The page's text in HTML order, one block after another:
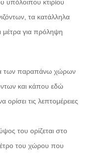
υπόλοιπου κτιρίου
τα κατάλληλα
για πρόληψη
των παραπάνω χώρων
και κάπου εδώ
ορίσει τις λεπτομέρειες
του ορίζεται στο
του χώρου που